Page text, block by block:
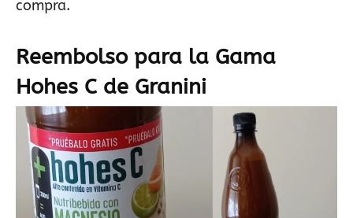
compra.
Reembolso para la Gama
Hohes C de Granini